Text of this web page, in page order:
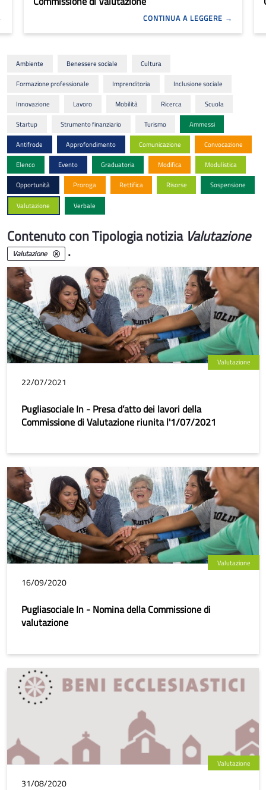
CONTINUA A LEGGERE
Contenuto con Tipologia notizia Valutazione
Valutazione .
Valutazione
22/07/2021
Pugliasociale In - Presa d’atto dei lavori della
Commissione di Valutazione riunita l'1/07/2021
Valutazione
16/09/2020
Pugliasociale In - Nomina della Commissione di
valutazione
Valutazione
31/08/2020
Ambiente Benessere sociale Cultura
Formazione professionale Imprenditoria Inclusione sociale
Innovazione Lavoro Mobilità Ricerca Scuola
Startup Strumento finanziario Turismo Ammessi
Antifrode Approfondimento Comunicazione Convocazione
Elenco Evento Graduatoria Modifica Modulistica
Opportunità Proroga Rettifica Risorse Sospensione
Valutazione Verbale